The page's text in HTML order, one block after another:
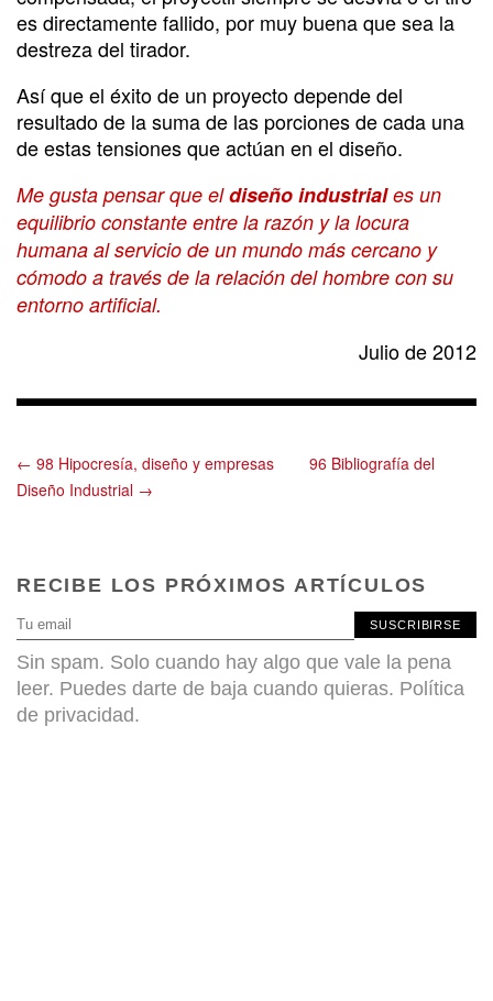
es directamente fallido, por muy buena que sea la
destreza del tirador.
Así que el éxito de un proyecto depende del
resultado de la suma de las porciones de cada una
de estas tensiones que actúan en el diseño.
Me gusta pensar que eldiseño industriales un
equilibrio constante entre la razón y la locura
humana al servicio de un mundo más cercano y
cómodo a través de la relación del hombre con su
entorno artificial.
Julio de 2012
← 98 Hipocresía, diseño y empresas
96 Bibliografía del
Diseño Industrial →
RECIBE LOS PRÓXIMOS ARTÍCULOS
SUSCRIBIRSE
Sin spam. Solo cuando hay algo que vale la pena
leer. Puedes darte de baja cuando quieras. Política
de privacidad.